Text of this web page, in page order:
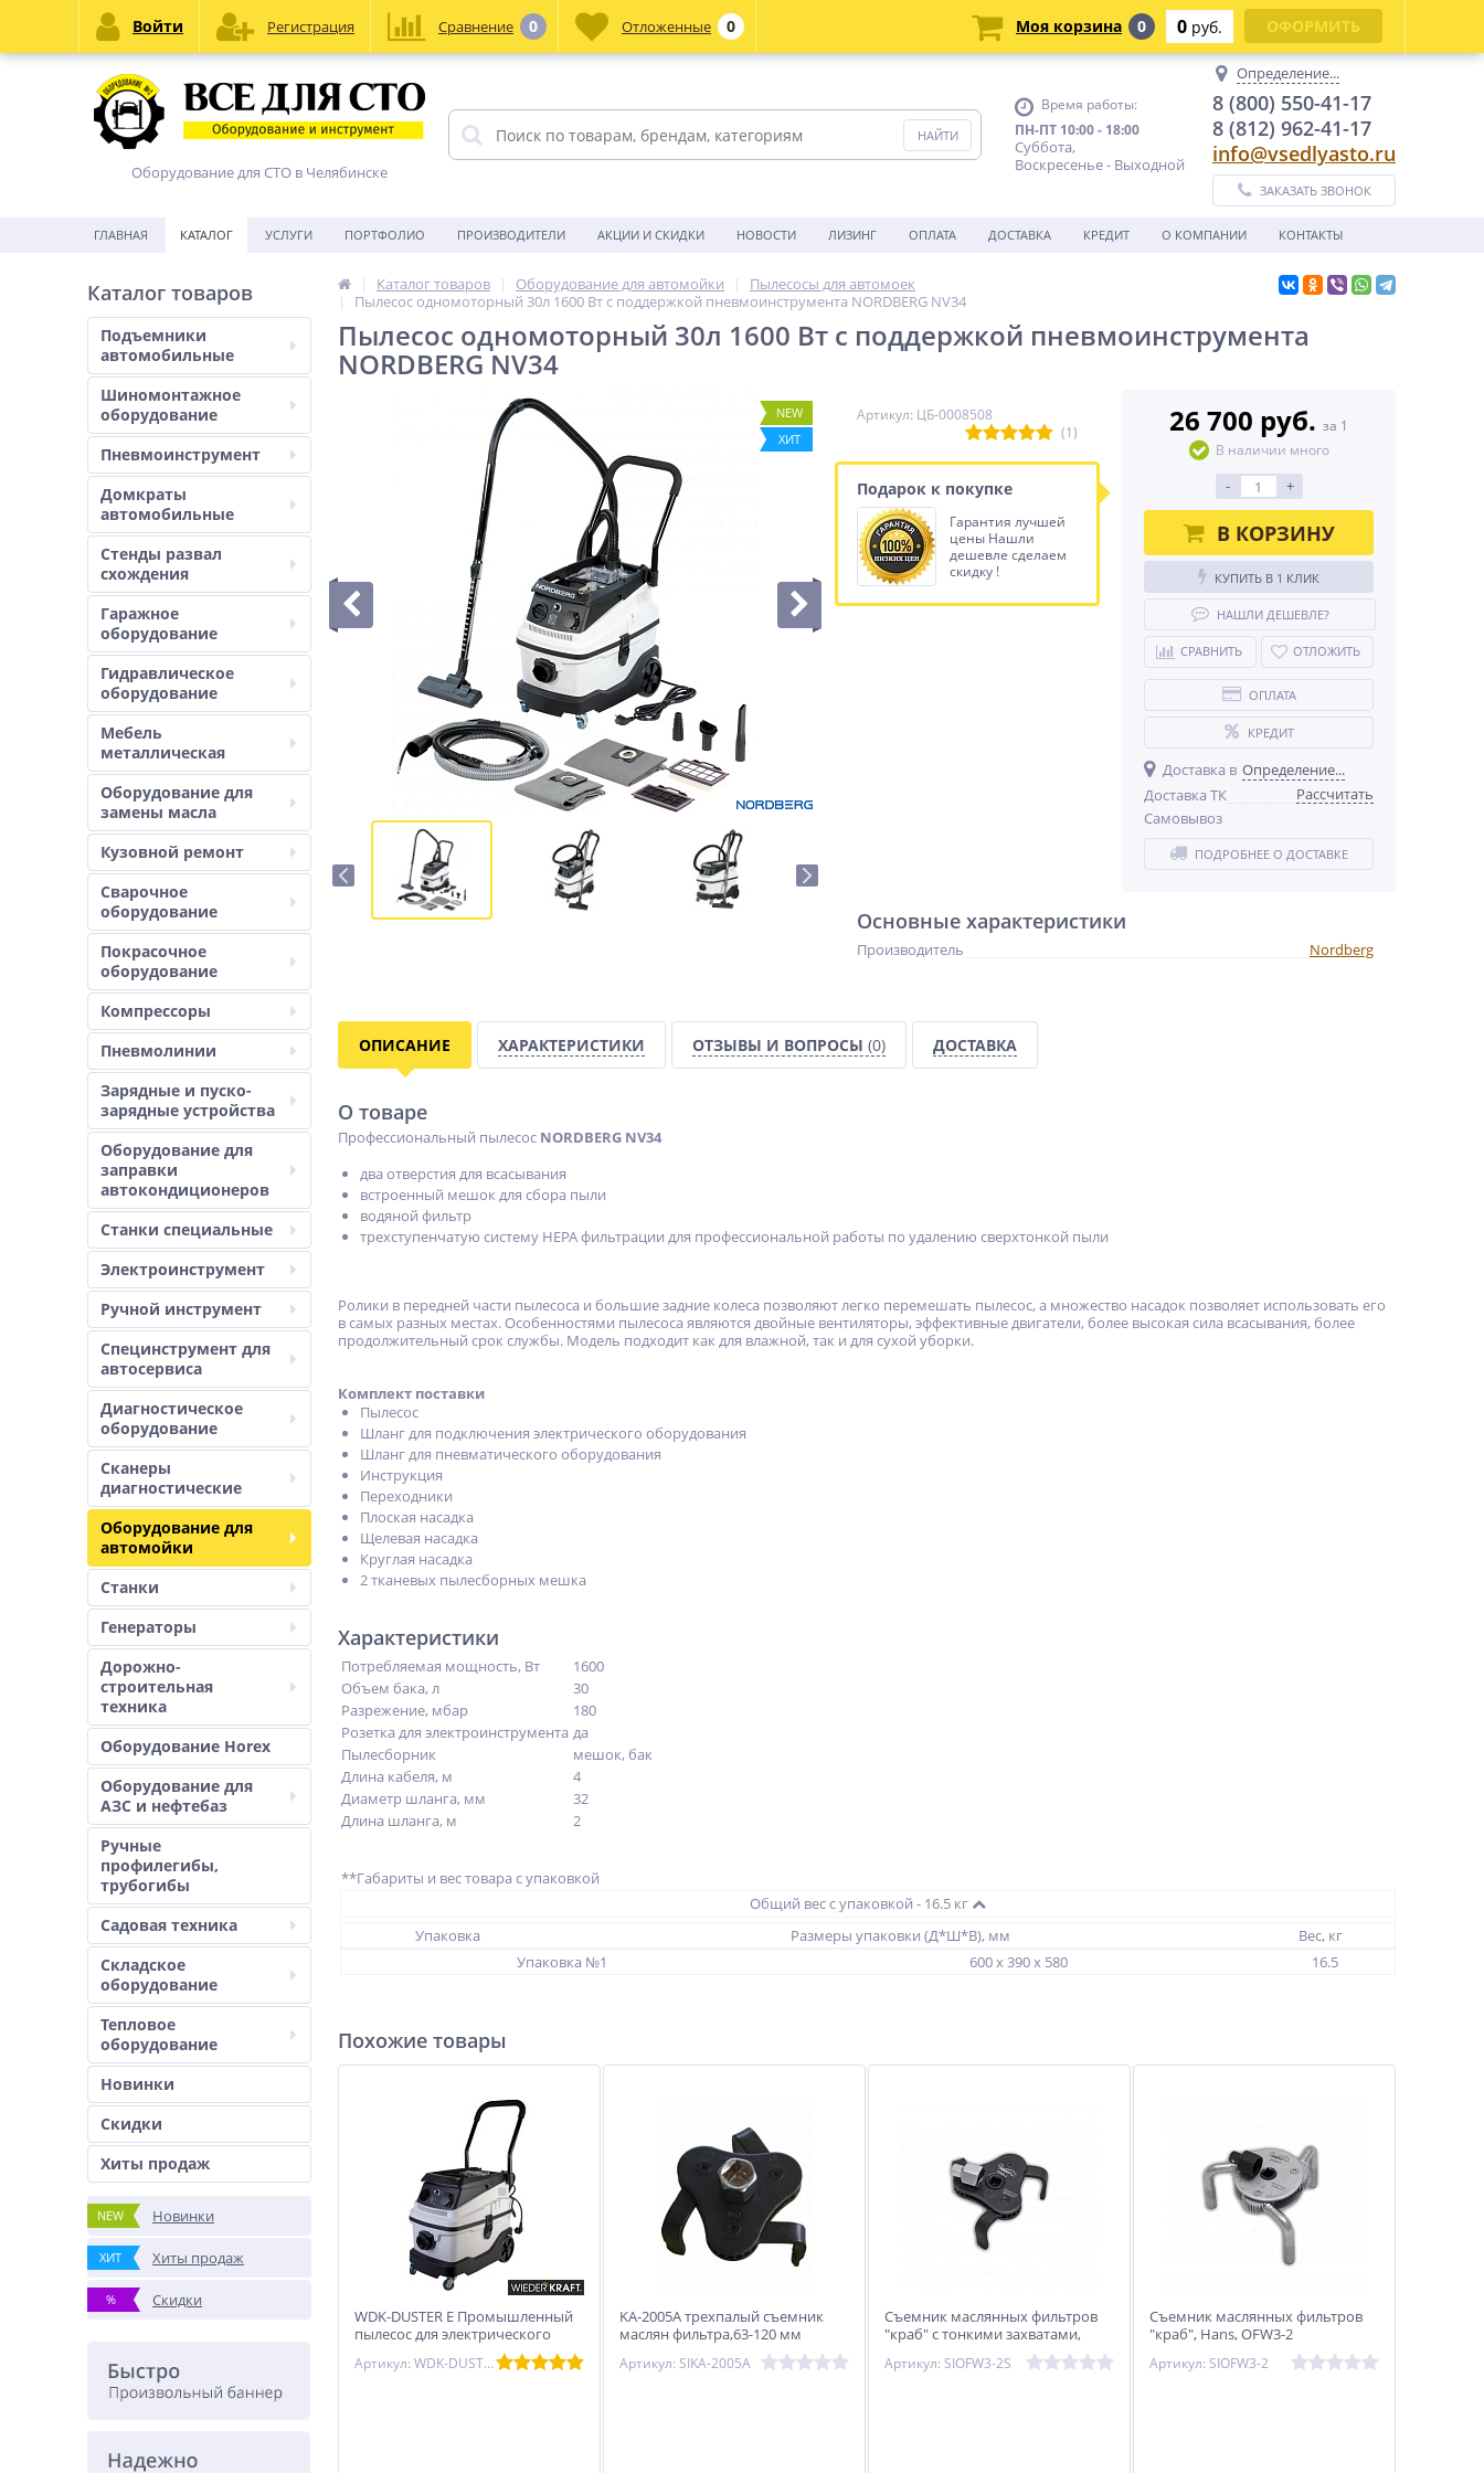
Оборудование для СТО в Челябинске
Время работы:
ПН-ПТ 10:00 - 18:00
Суббота,
Воскресенье - Выходной
Определение...
8 (800) 550-41-17
8 (812) 962-41-17
info@vsedlyasto.ru
ЗАКАЗАТЬ ЗВОНОК
ГЛАВНАЯ КАТАЛОГ УСЛУГИ ПОРТФОЛИО ПРОИЗВОДИТЕЛИ АКЦИИ И СКИДКИ НОВОСТИ ЛИЗИНГ ОПЛАТА ДОСТАВКА КРЕДИТ О КОМПАНИИ КОНТАКТЫ
Каталог товаров
Подъемники
автомобильные
Шиномонтажное
оборудование
Пневмоинструмент
Домкраты
автомобильные
Стенды развал
схождения
Гаражное
оборудование
Гидравлическое
оборудование
Мебель
металлическая
Оборудование для
замены масла
Кузовной ремонт
Сварочное
оборудование
Покрасочное
оборудование
Компрессоры
Пневмолинии
Зарядные и пуско-
зарядные устройства
Оборудование для
заправки
автокондиционеров
Станки специальные
Электроинструмент
Ручной инструмент
Специнструмент для
автосервиса
Диагностическое
оборудование
Сканеры
диагностические
Оборудование для
автомойки
Станки
Генераторы
Дорожно-
строительная
техника
Оборудование Horex
Оборудование для
АЗС и нефтебаз
Ручные
профилегибы,
трубогибы
Садовая техника
Складское
оборудование
Тепловое
оборудование
Новинки
Скидки
Хиты продаж
NEW Новинки
ХИТ Хиты продаж
% Скидки
Каталог товаров Оборудование для автомойки
Пылесосы для автомоек
Пылесос одномоторный 30л 1600 Вт с поддержкой пневмоинструмента NORDBERG NV34
Пылесос одномоторный 30л 1600 Вт с поддержкой пневмоинструмента
NORDBERG NV34
NEW
ХИТ
Артикул: ЦБ-0008508
(1)
Подарок к покупке
Гарантия лучшей
цены Нашли
дешевле сделаем
скидку !
26 700 руб. за 1
В наличии много
- +
В КОРЗИНУ
КУПИТЬ В 1 КЛИК
НАШЛИ ДЕШЕВЛЕ?
СРАВНИТЬ ОТЛОЖИТЬ
ОПЛАТА
КРЕДИТ
Доставка в Определение...
Доставка ТК
Рассчитать
Самовывоз
ПОДРОБНЕЕ О ДОСТАВКЕ
Основные характеристики
Производитель Nordberg
ОПИСАНИЕ ХАРАКТЕРИСТИКИ ОТЗЫВЫ И ВОПРОСЫ (0) ДОСТАВКА
О товаре
Профессиональный пылесос NORDBERG NV34
два отверстия для всасывания
встроенный мешок для сбора пыли
водяной фильтр
трехступенчатую систему HEPA фильтрации для профессиональной работы по удалению сверхтонкой пыли
Ролики в передней части пылесоса и большие задние колеса позволяют легко перемешать пылесос, а множество насадок позволяет использовать его
в самых разных местах. Особенностями пылесоса являются двойные вентиляторы, эффективные двигатели, более высокая сила всасывания, более
продолжительный срок службы. Модель подходит как для влажной, так и для сухой уборки.
Комплект поставки
Пылесос
Шланг для подключения электрического оборудования
Шланг для пневматического оборудования
Инструкция
Переходники
Плоская насадка
Щелевая насадка
Круглая насадка
2 тканевых пылесборных мешка
Характеристики
Потребляемая мощность, Вт
1600
Объем бака, л
30
Разрежение, мбар
180
Розетка для электроинструмента да
Пылесборник
мешок, бак
Длина кабеля, м
4
Диаметр шланга, мм
32
Длина шланга, м
2
**Габариты и вес товара с упаковкой
Общий вес с упаковкой - 16.5 кг
Упаковка
Размеры упаковки (Д*Ш*В), мм
Вес, кг
Упаковка №1
600 x 390 x 580 16.5
Похожие товары
WDK-DUSTER E Промышленный
пылесос для электрического
Артикул: WDK-DUSTER E
KA-2005А трехпалый съемник
маслян фильтра,63-120 мм
Артикул: SIKA-2005А
Съемник маслянных фильтров
"краб" с тонкими захватами,
Артикул: SIOFW3-2S
Съемник маслянных фильтров
"краб", Hans, OFW3-2
Артикул: SIOFW3-2
Войти Регистрация Сравнение 0 Отложенные 0 Моя корзина 0 0 руб. ОФОРМИТЬ